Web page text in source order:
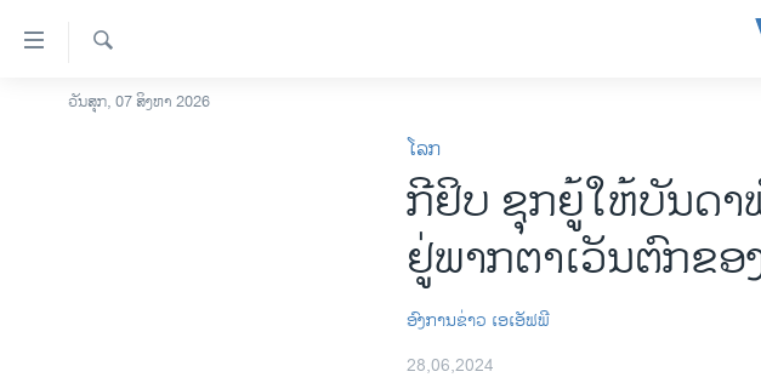
ລິ້ງ
ສຳຫລັບ
ໂຮມເພຈ
ຄົ້ນຫາ
ວັນສຸກ, 07 ສິງຫາ 2026
ໂລກ
ກີຢິບ ຊຸກຍູ້​ໃຫ້​ບັນດາ​
ຢູ່​ພາກ​ຕາ​ເວັນ​ຕົກ​ຂອ
​ອົງ​ການ​ຂ່າວ​ ເອ​ເອັ​ຟ​ພີ
28,06,2024